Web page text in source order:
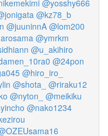
@yosshy666
@kz78_b
@juuninnA @lom200
@ymrkm
@u_akihiro
@24pon
@hiro_iro_
@shota_ @riraku12
@nyton_
@meikiku
@nako1234